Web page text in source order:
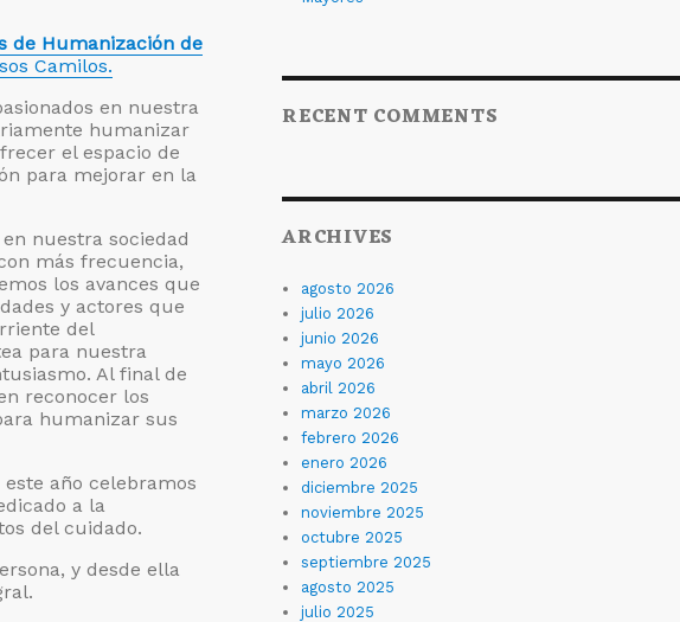
de Humanización de
Camilos.
en nuestra
humanizar
el espacio de
para mejorar en la
nuestra sociedad
más frecuencia,
los avances que
y actores que
del
para nuestra
Al final de
reconocer los
humanizar sus
año celebramos
a la
del cuidado.
y desde ella
RECENT COMMENTS
ARCHIVES
agosto 2026
julio 2026
junio 2026
mayo 2026
abril 2026
marzo 2026
febrero 2026
enero 2026
diciembre 2025
noviembre 2025
octubre 2025
septiembre 2025
agosto 2025
julio 2025